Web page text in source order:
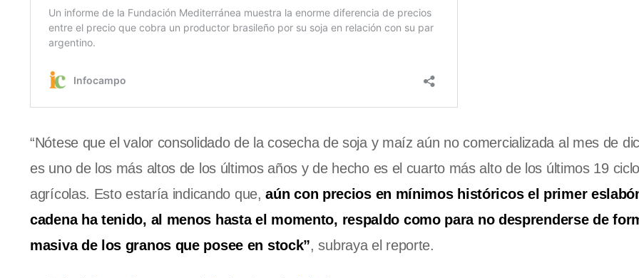
“Nótese que el valor consolidado de la cosecha de soja y maíz aún no comercializada al mes de
es uno de los más altos de los últimos años y de hecho es el cuarto más alto de los últimos 19
agrícolas. Esto estaría indicando que,aún con precios en mínimos históricos el primer
cadena ha tenido, al menos hasta el momento, respaldo como para no desprenderse de
masiva de los granos que posee en stock”, subraya el reporte.